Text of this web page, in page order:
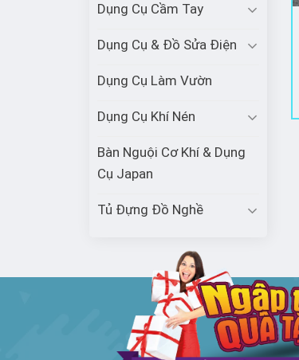
Dụng Cụ Cầm Tay
Dụng Cụ & Đồ Sửa Điện
Dụng Cụ Làm Vườn
Dụng Cụ Khí Nén
Bàn Nguội Cơ Khí & Dụng
Cụ Japan
Tủ Đựng Đồ Nghề